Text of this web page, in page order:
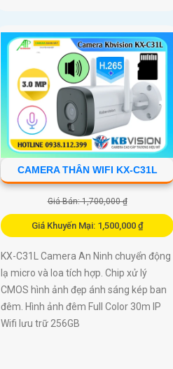
CAMERA THÂN WIFI KX-C31L
Giá Bán: 1,700,000 ₫
Giá Khuyến Mại: 1,500,000 ₫
KX-C31L Camera An Ninh chuyển động
lạ micro và loa tích hợp. Chip xử lý
CMOS hình ảnh đẹp ánh sáng kép ban
đêm. Hình ảnh đêm Full Color 30m IP
Wifi lưu trữ 256GB